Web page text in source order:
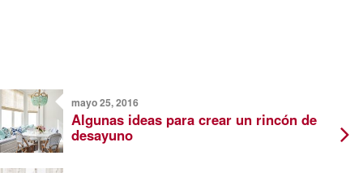
mayo 25, 2016
Algunas ideas para crear un rincón de
desayuno